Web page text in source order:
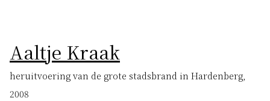
Aaltje Kraak
heruitvoering van de grote stadsbrand in Hardenberg,
2008